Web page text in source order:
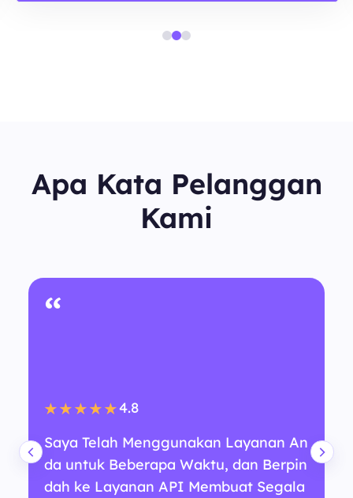
Apa Kata Pelanggan
Kami
“
★★★★★4.8
Saya Telah Menggunakan Layanan An
da untuk Beberapa Waktu, dan Berpin
dah ke Layanan API Membuat Segala